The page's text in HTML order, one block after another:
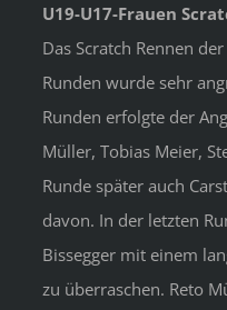
U19-U17-Frauen
Das Scratch Rennen
Runden wurde sehr
Runden erfolgte der
Müller, Tobias Meier,
Runde später auch
davon. In der letzten
Bissegger mit einem
zu überraschen. Reto